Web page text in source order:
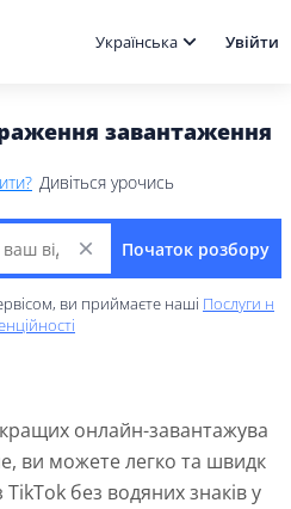
Українська Увійти
завантаження
Дивіться урочись
Початок розбору
ви приймаєте наші Послуги н
онлайн-завантажува
ви можете легко та швидк
без водяних знаків у